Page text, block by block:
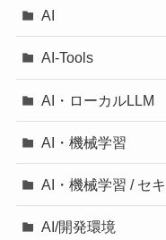
AI
AI-Tools
AI・ローカルLLM
AI・機械学習
AI・機械学習 / セ
AI/開発環境